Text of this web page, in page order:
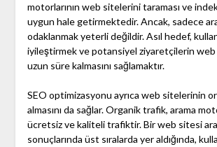
motorlarının web sitelerini taraması ve
uygun hale getirmektedir. Ancak, sadece
odaklanmak yeterli değildir. Asıl hedef,
iyileştirmek ve potansiyel ziyaretçilerin
uzun süre kalmasını sağlamaktır.
SEO optimizasyonu ayrıca web sitelerinin
almasını da sağlar. Organik trafik, arama
ücretsiz ve kaliteli trafiktir. Bir web sitesi
sonuçlarında üst sıralarda yer aldığında,